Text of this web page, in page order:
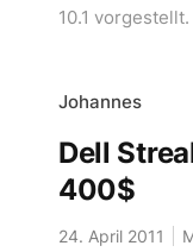
10.1
Johannes
Dell
400$
24. April 2011